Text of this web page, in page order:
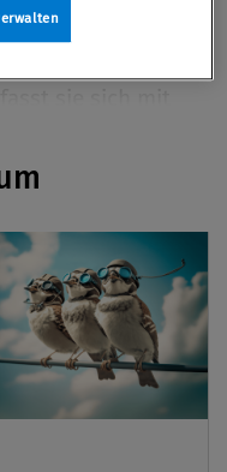
und schloss
Ihre
insbesondere im
Compliance,
Sanktions- und
der Sicherstellung